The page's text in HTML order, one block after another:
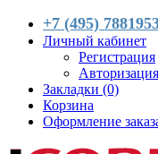
+7 (495)
Личный кабинет
Регистрация
Авторизация
Закладки (0)
Корзина
Оформление